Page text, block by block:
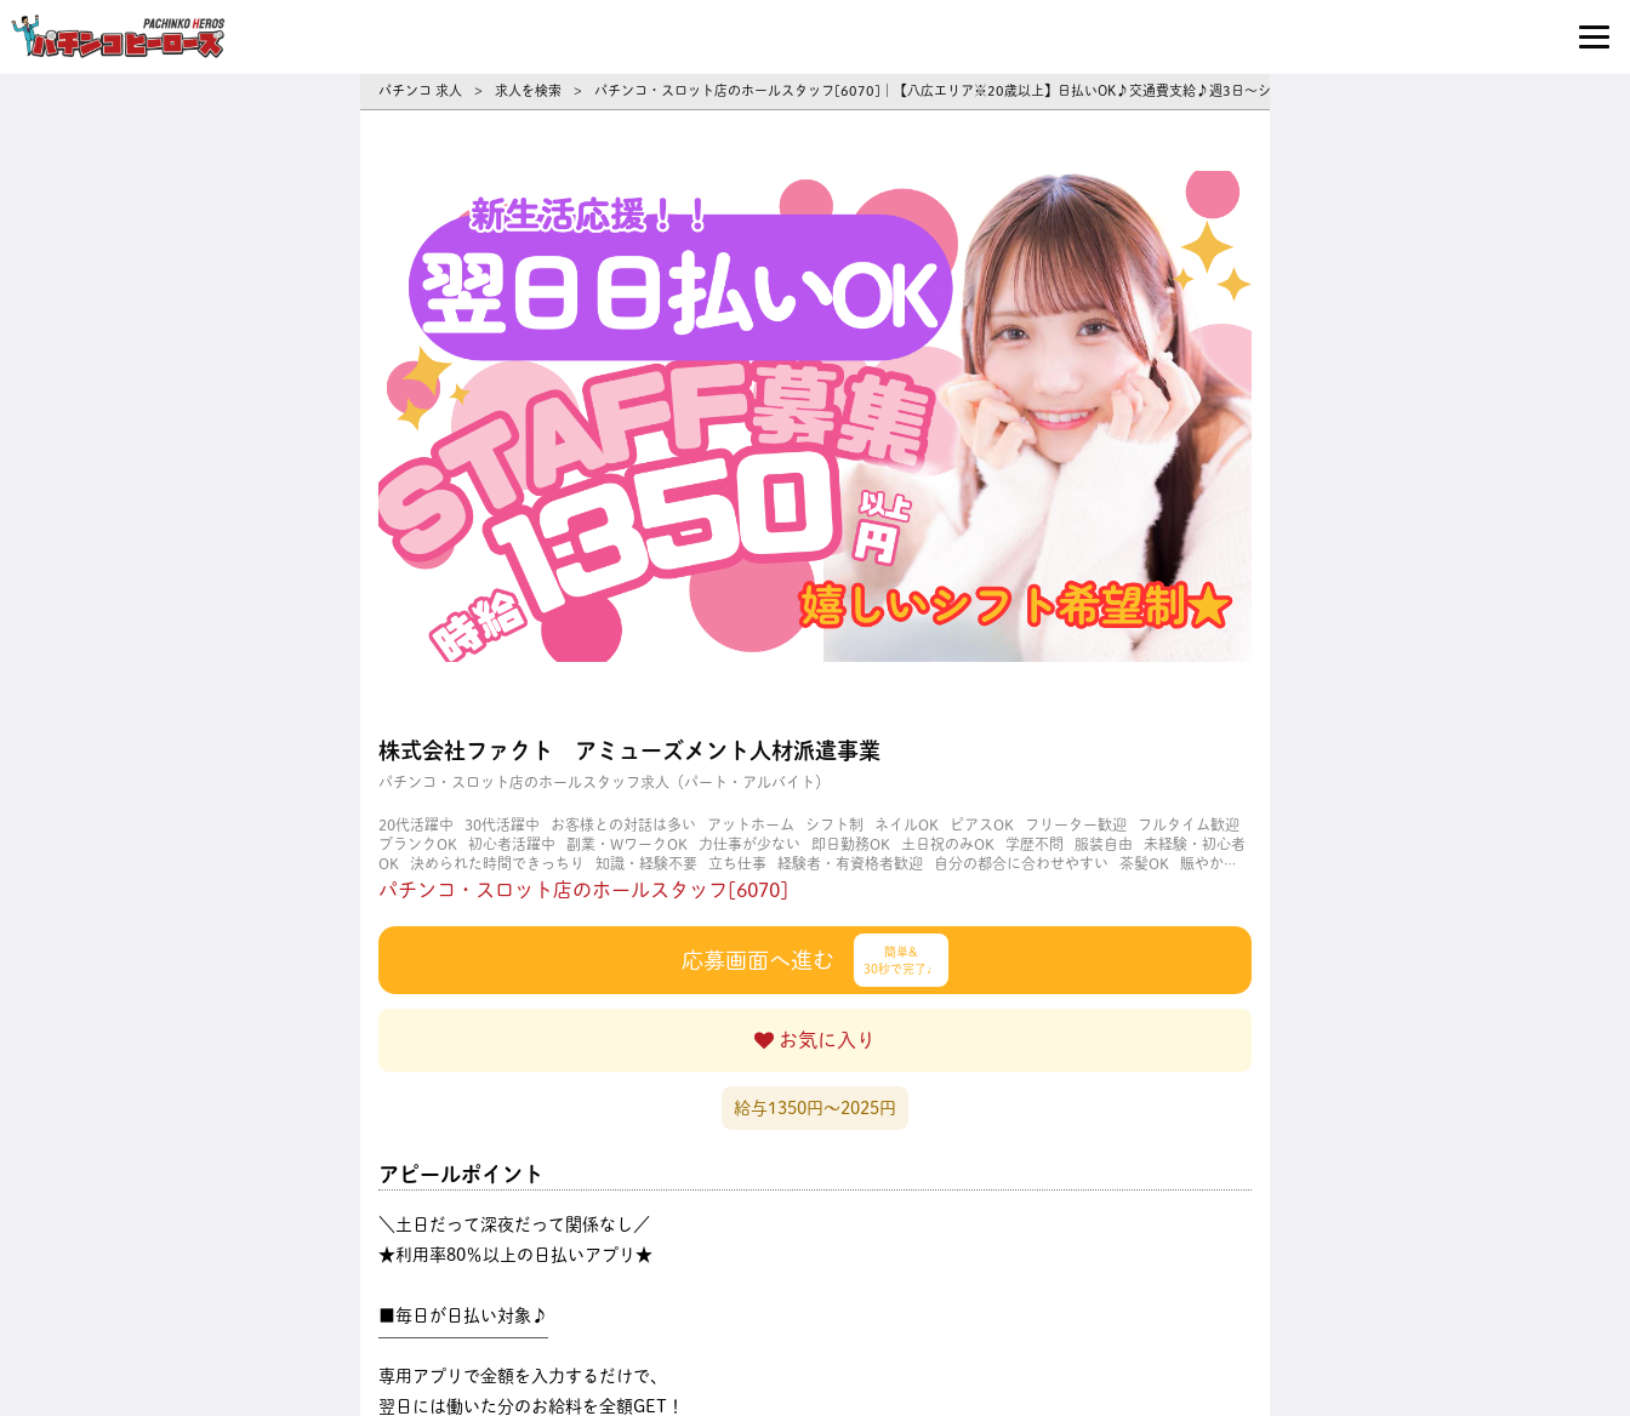
パチンコ 求人 > 求人を検索 > パチンコ・スロット店のホールスタッフ[6070]｜【八広エリア※20歳以上】日払いOK♪交通費支給♪週3日～シフト相談◎
株式会社ファクト アミューズメント人材派遣事業
パチンコ・スロット店のホールスタッフ求人（パート・アルバイト）
20代活躍中 30代活躍中 お客様との対話は多い アットホーム シフト制 ネイルOK ピアスOK フリーター歓迎
フルタイム歓迎
ブランクOK
初心者活躍中 副業・WワークOK 力仕事が少ない 即日勤務OK 土日祝のみOK 学歴不問 服装自由
未経験・初心者
OK
決められた時間できっちり 知識・経験不要 立ち仕事 経験者・有資格者歓迎 自分の都合に合わせやすい 茶髪OK
賑やかな
職場
週4日以上OK 長く働ける 長期歓迎 髪型自由 髪色自由
パチンコ・スロット店のホールスタッフ[6070]
応募画面へ進む
簡単&
30秒で完了♩
お気に入り
給与1350円〜2025円
アピールポイント
＼土日だって深夜だって関係なし／
★利用率80％以上の日払いアプリ★
■毎日が日払い対象♪
専用アプリで金額を入力するだけで、
翌日には働いた分のお給料を全額GET！